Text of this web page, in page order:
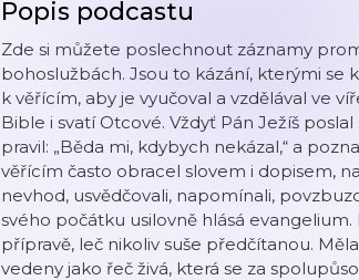
Popis podcastu
Zde si můžete poslechnout záznamy
bohoslužbách. Jsou to kázání, kterými
k věřícím, aby je vyučoval a vzdělával ve
Bible i svatí Otcové. Vždyť Pán Ježíš
pravil: „Běda mi, kdybych nekázal,“ a
věřícím často obracel slovem i dopisem,
nevhod, usvědčovali, napomínali,
svého počátku usilovně hlásá
přípravě, leč nikoliv suše předčítanou.
vedeny jako řeč živá, která se za